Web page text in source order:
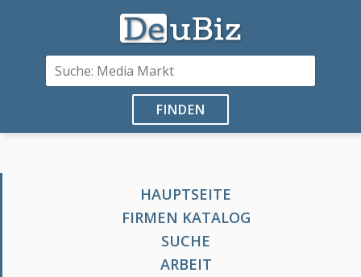
FINDEN
HAUPTSEITE
FIRMEN KATALOG
SUCHE
ARBEIT